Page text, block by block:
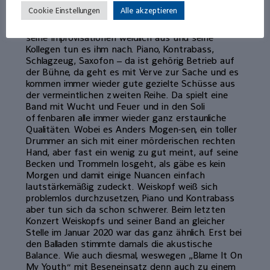
ganze Konzert legen.
seine Improvisationen weidlich aus und seine
Kollegen tun es ihm nach. Piano, Kontrabass,
Schlagzeug, Saxofon – da ist gehörig Betrieb auf
der Bühne, da geht es mit Verve zur Sache und es
kommen immer wieder gute gezielte Schüsse aus
der vermeintlichen zweiten Reihe. Da spielt eine
Band mit Wucht und Feuer und in den Soli
offenbaren alle immer wieder ganz erstaunliche
Qualitäten. Wobei es Anders Mogen-sen, ein toller
Drummer an sich mit einer mörderischen rechten
Hand, aber fast ein wenig zu gut meint, auf seine
Becken und Trommeln losgeht, als gäbe es kein
Morgen und damit einige Nuancen einfach
lautstärkemäßig zudeckt. Weiskopf weiß sich
problemlos durchzusetzen, Piano und Kontrabass
aber tun sich da schon schwerer. Beim letzten
Konzert Weiskopfs und seiner Band an gleicher
Stelle im Januar 2020 war das ganz ähnlich. Erst bei
den Balladen stimmte damals die akustische
Balance. Wie auch diesmal, weswegen „Blame It On
My Youth“ mit Beseneinsatz denn auch zu einem
Cookie Einstellungen Alle akzeptieren